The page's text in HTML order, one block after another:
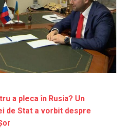
a pleca în Rusia? Un
de Stat a vorbit despre